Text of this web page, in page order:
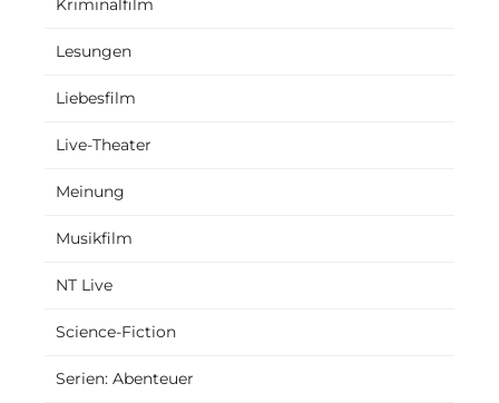
Kriminalfilm
Lesungen
Liebesfilm
Live-Theater
Meinung
Musikfilm
NT Live
Science-Fiction
Serien: Abenteuer